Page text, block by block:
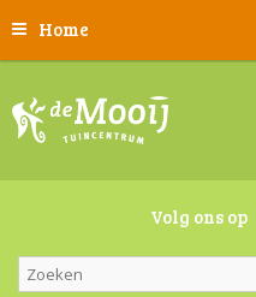
Home
Volg ons op